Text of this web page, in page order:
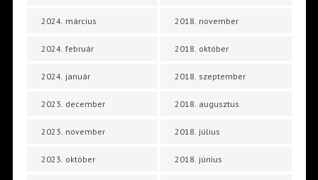
2024. március
2024. február
2024. január
2023. december
2023. november
2023. október
2018. november
2018. október
2018. szeptember
2018. augusztus
2018. július
2018. június